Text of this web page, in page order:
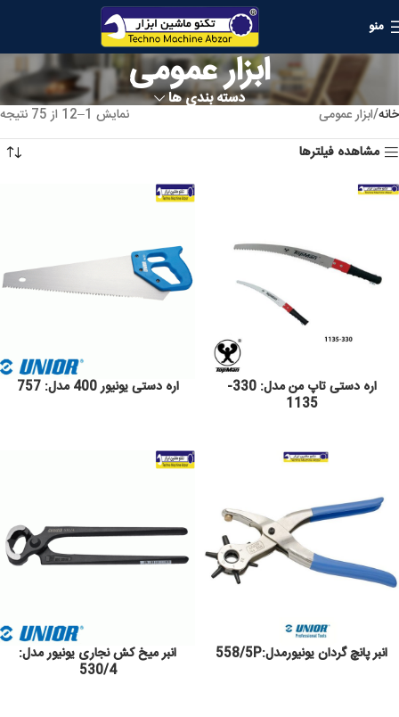
منو
ابزار عمومی
دسته بندی ها
خانه ابزار عمومی
نمایش 1–12 از 75 نتیجه
مشاهده فیلترها
اره دستی تاپ من مدل: 330-
1135
اره دستی یونیور 400 مدل: 757
انبر پانچ گردان یونیورمدل:558/5P انبر میخ کش نجاری یونیور مدل:
530/4